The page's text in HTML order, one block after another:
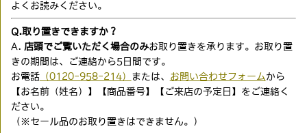
よくお読みください。
Q.取り置きできますか？
A. 店頭でご覧いただく場合のみお取り置きを承ります。お取り置
きの期間は、ご連絡から5日間です。
お電話（0120-958-214） または、 お問い合わせフォーム から
【お名前（姓名）】【商品番号】【ご来店の予定日】をご連絡く
ださい。
（※セール品のお取り置きはできません。）